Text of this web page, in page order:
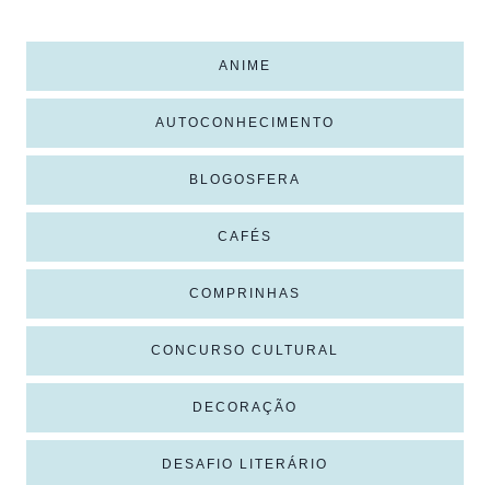
ANIME
AUTOCONHECIMENTO
BLOGOSFERA
CAFÉS
COMPRINHAS
CONCURSO CULTURAL
DECORAÇÃO
DESAFIO LITERÁRIO